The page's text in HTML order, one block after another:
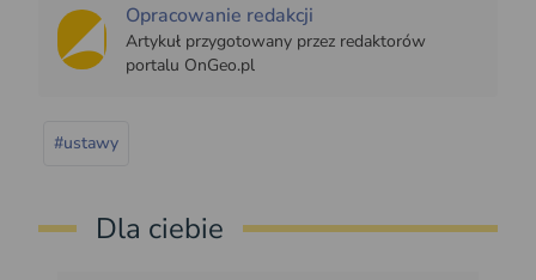
Opracowanie redakcji
Artykuł przygotowany przez redaktorów
portalu OnGeo.pl
#ustawy
Dla ciebie